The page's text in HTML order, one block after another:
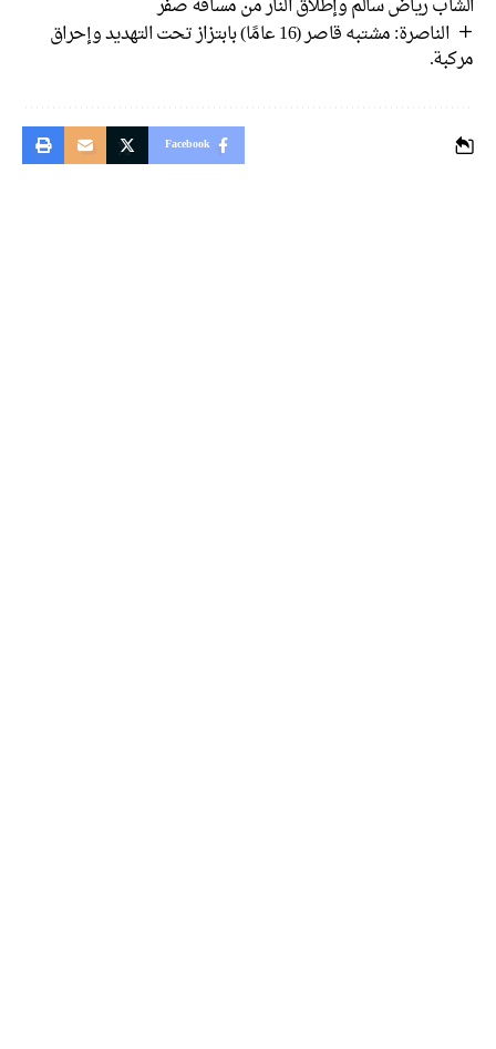
الشاب رياض سالم وإطلاق النار من مسافة صفر
الناصرة: مشتبه قاصر (16 عامًا) بابتزاز تحت التهديد وإحراق
مركبة.
Facebook